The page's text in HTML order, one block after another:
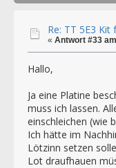
Re: TT 5E3
« Antwort #33
Hallo,
Ja eine Platine
muss ich lassen.
einschleichen (wie
Ich hätte im
Lötzinn setzen
Lot draufhauen